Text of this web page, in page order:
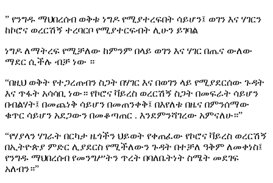
” የንግዱ ማህበረሰብ ወቅቱ ነግዶ የሚያተረፍበት ሳይሆን፤ ወገን እና ሃገርን
ከኮሮና ወረርሽኝ ተረባርቦ የሚያተርፍብት ሊሁን ይገባል
ነግዶ ለማትረፍ የሚቻለው ከምንም በላይ ወገን እና ሃገር በጤና ውለው
ማደር ሲችሉ ብቻ ነው ።
“በዚህ ወቅት የተጋረጠብን ስጋት በሃገር እና በወገን ላይ የሚያደርሰው ጉዳት
እና ጥፋት አሳሳቢ ነው። የኮሮና ቫይረስ ወረርሽኝ ስጋት በመፍራት ሳይሆን
በብልሃት፤ በመጨነቅ ሳይሆን በመጠንቀቅ፤ በእየለቱ በዜና በምንሰማው
ቁጥር ሳይሆን አደጋውን በመቆጣጠር . እንደምንሻገረው አምናለሁ።”
“የሃያላን ሃገራት በርካታ ዜጎችን ህይወት የቀጠፈው የኮሮና ቫይረስ ወረርሽኝ
በኢትዮጵያ ምድር ሊያደርስ የሚችለውን ጉዳት በተቻለ ዓቅም ለመቀነስ፤
የንግዱ ማህበረሰብ የመንግሥትን ጥረት በባለቤትነት ስሜት መደገፍ
አለብን።”